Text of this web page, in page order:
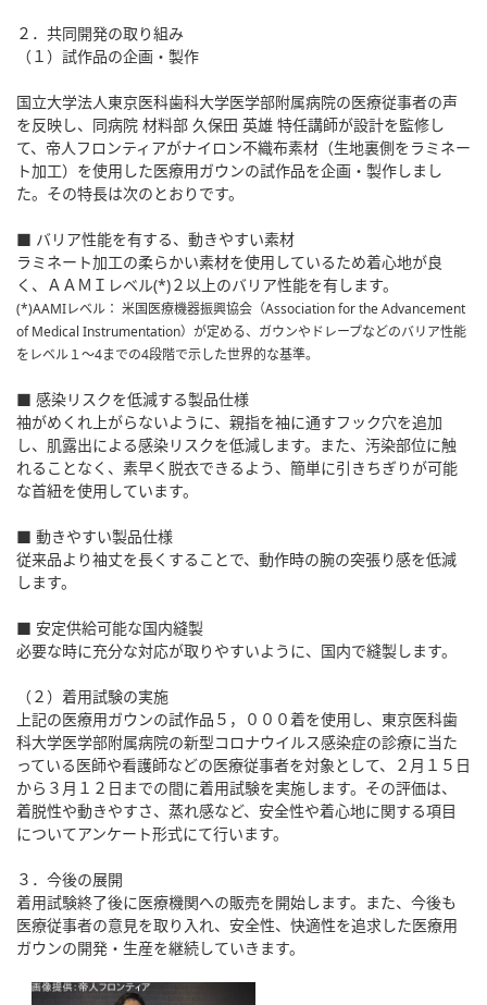
２．共同開発の取り組み
（１）試作品の企画・製作
国立大学法人東京医科歯科大学医学部附属病院の医療従事者の声
を反映し、同病院 材料部 久保田 英雄 特任講師が設計を監修し
て、帝人フロンティアがナイロン不織布素材（生地裏側をラミネー
ト加工）を使用した医療用ガウンの試作品を企画・製作しまし
た。その特長は次のとおりです。
■ バリア性能を有する、動きやすい素材
ラミネート加工の柔らかい素材を使用しているため着心地が良
く、ＡＡＭＩレベル(*)２以上のバリア性能を有します。
(*)AAMIレベル： 米国医療機器振興協会（Association for the Advancement
of Medical Instrumentation）が定める、ガウンやドレープなどのバリア性能
をレベル１～4までの4段階で示した世界的な基準。
■ 感染リスクを低減する製品仕様
袖がめくれ上がらないように、親指を袖に通すフック穴を追加
し、肌露出による感染リスクを低減します。また、汚染部位に触
れることなく、素早く脱衣できるよう、簡単に引きちぎりが可能
な首紐を使用しています。
■ 動きやすい製品仕様
従来品より袖丈を長くすることで、動作時の腕の突張り感を低減
します。
■ 安定供給可能な国内縫製
必要な時に充分な対応が取りやすいように、国内で縫製します。
（２）着用試験の実施
上記の医療用ガウンの試作品５，０００着を使用し、東京医科歯
科大学医学部附属病院の新型コロナウイルス感染症の診療に当た
っている医師や看護師などの医療従事者を対象として、２月１５日
から３月１２日までの間に着用試験を実施します。その評価は、
着脱性や動きやすさ、蒸れ感など、安全性や着心地に関する項目
についてアンケート形式にて行います。
３．今後の展開
着用試験終了後に医療機関への販売を開始します。また、今後も
医療従事者の意見を取り入れ、安全性、快適性を追求した医療用
ガウンの開発・生産を継続していきます。